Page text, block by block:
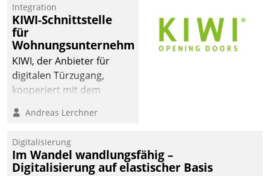
Integration
KIWI-Schnittstelle
für
Wohnungsunternehmen
KIWI, der Anbieter für
digitalen Türzugang,
kooperiert mit dem
Softwareentwicklungshaus
Andreas Lerchner
Digitalisierung
Im Wandel wandlungsfähig –
Digitalisierung auf elastischer Basis